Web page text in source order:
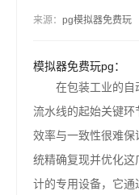
来源： pg模拟器免费玩
模拟器免费玩pg：
在包装工业的自
流水线的起始关键环
效率与一致性很难保
统精确复现并优化
计的专用设备，它通